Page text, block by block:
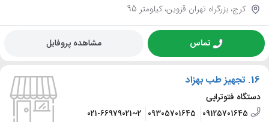
کرج، بزرگراه تهران قزوین، کیلومتر 95
تماس مشاهده پروفایل
16. تجهیز طب بهزاد
دستگاه فتوتراپی
09125701645
09305701645
021-66979021~2